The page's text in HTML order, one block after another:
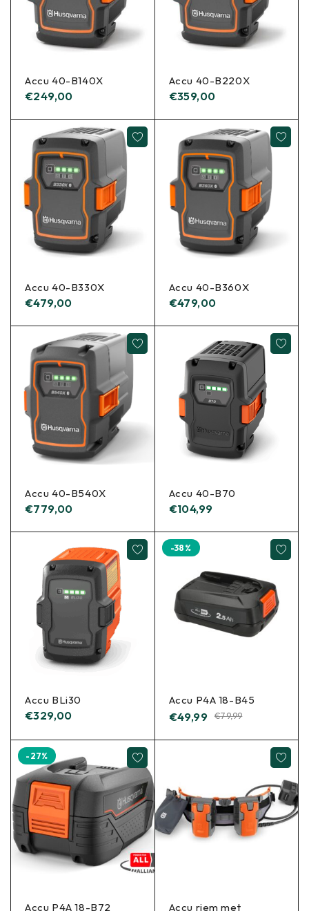
Accu 40-B140X
€249,00
Accu 40-B220X
€359,00
Accu 40-B330X
€479,00
Accu 40-B360X
€479,00
Accu 40-B540X
€779,00
Accu 40-B70
€104,99
Accu BLi30
€329,00
-38%
Accu P4A 18-B45
€79,99
€49,99
-27%
Accu P4A 18-B72 Accu riem met